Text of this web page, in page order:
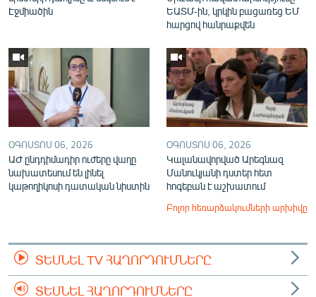
Էջմիածին
ԵԱՏՄ-ին, կրկին բացառեց ԵՄ
հարցով հանրաքվեն
ՕԳՈՍՏՈՍ 06, 2026
ԱԺ ընդդիմադիր ուժերը վաղը
նախատեսում են լինել
կաթողիկոսի դատական նիստին
ՕԳՈՍՏՈՍ 06, 2026
Կալանավորված Արեգնազ
Մանուկյանի դստեր հետ
հոգեբան է աշխատում
Բոլոր հեռարձակումների արխիվը
ՏԵՍՆԵԼ TV ՀԱՂՈՐԴՈՒՄՆԵՐԸ
ՏԵՍՆԵԼ ՀԱՂՈՐԴՈՒՄՆԵՐԸ